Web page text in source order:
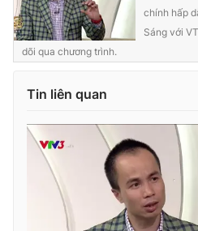
VTV Sức khoẻ
VTV4
VTV9
Liên hệ tòa soạn
chính hấp
Sáng với
dõi qua chương trình.
Tin liên quan